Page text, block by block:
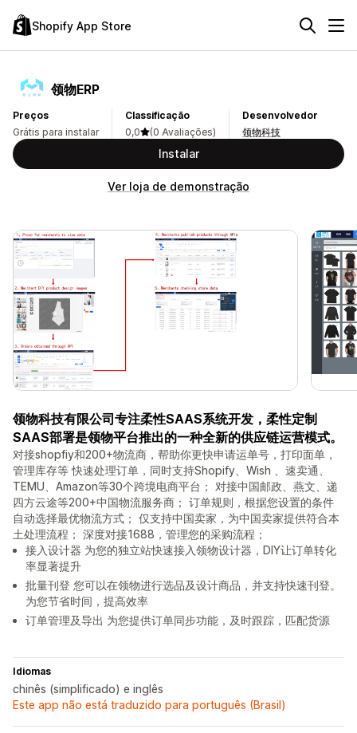
Shopify App Store
领物ERP
Preços
Grátis para instalar
Classificação
0,0
(0 Avaliações)
Desenvolvedor
领物科技
Instalar
Ver loja de demonstração
领物科技有限公司专注柔性SAAS系统开发，柔性定制
SAAS部署是领物平台推出的一种全新的供应链运营模式。
对接shopfiy和200+物流商，帮助你更快申请运单号，打印面单，
管理库存等 快速处理订单，同时支持Shopify、Wish 、速卖通、
TEMU、Amazon等30个跨境电商平台； 对接中国邮政、燕文、递
四方云途等200+中国物流服务商； 订单规则，根据您设置的条件
自动选择最优物流方式； 仅支持中国卖家，为中国卖家提供符合本
土处理流程； 深度对接1688，管理您的采购流程；
接入设计器 为您的独立站快速接入领物设计器，DIY让订单转化
率显著提升
批量刊登 您可以在领物进行选品及设计商品，并支持快速刊登。
为您节省时间，提高效率
订单管理及导出 为您提供订单同步功能，及时跟踪，匹配货源
Idiomas
chinês (simplificado) e inglês
Este app não está traduzido para português (Brasil)